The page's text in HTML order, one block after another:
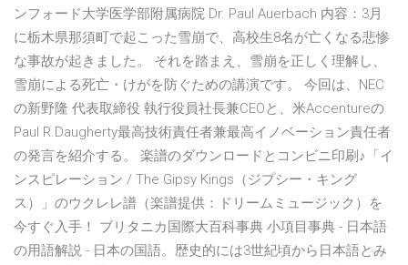
ンフォード大学医学部附属病院 Dr. Paul Auerbach 内容：3月
に栃木県那須町で起こった雪崩で、高校生8名が亡くなる悲惨
な事故が起きました。 それを踏まえ、雪崩を正しく理解し、
雪崩による死亡・けがを防ぐための講演です。 今回は、NEC
の新野隆 代表取締役 執行役員社長兼CEOと、米Accentureの
Paul R.Daugherty最高技術責任者兼最高イノベーション責任者
の発言を紹介する。 楽譜のダウンロードとコンビニ印刷♪「イ
ンスピレーション / The Gipsy Kings（ジプシー・キング
ス）」のウクレレ譜（楽譜提供：ドリームミュージック）を
今すぐ入手！ ブリタニカ国際大百科事典 小項目事典 - 日本語
の用語解説 - 日本の国語。歴史的には3世紀頃から日本語とみ